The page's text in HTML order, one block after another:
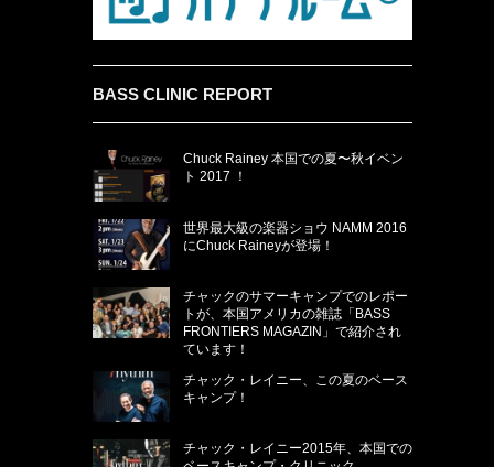
BASS CLINIC REPORT
Chuck Rainey 本国での夏〜秋イベン
ト 2017 ！
世界最大級の楽器ショウ NAMM 2016
にChuck Raineyが登場！
チャックのサマーキャンプでのレポー
トが、本国アメリカの雑誌「BASS
FRONTIERS MAGAZIN」で紹介され
ています！
チャック・レイニー、この夏のベース
キャンプ！
チャック・レイニー2015年、本国での